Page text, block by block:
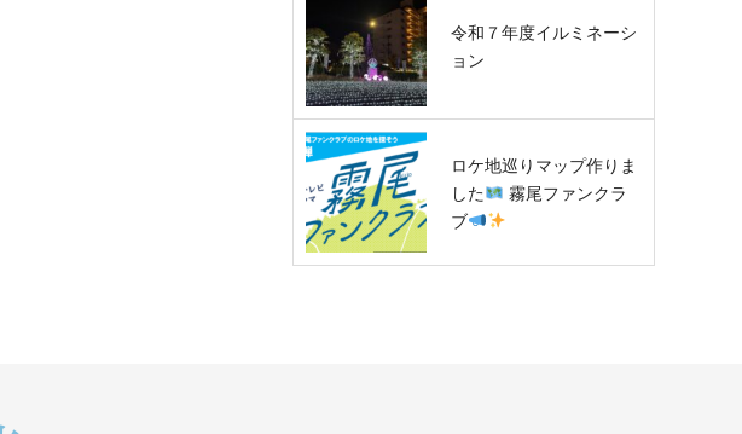
令和７年度イルミネーシ
ョン
ロケ地巡りマップ作りま
した
霧尾ファンクラ
ブ